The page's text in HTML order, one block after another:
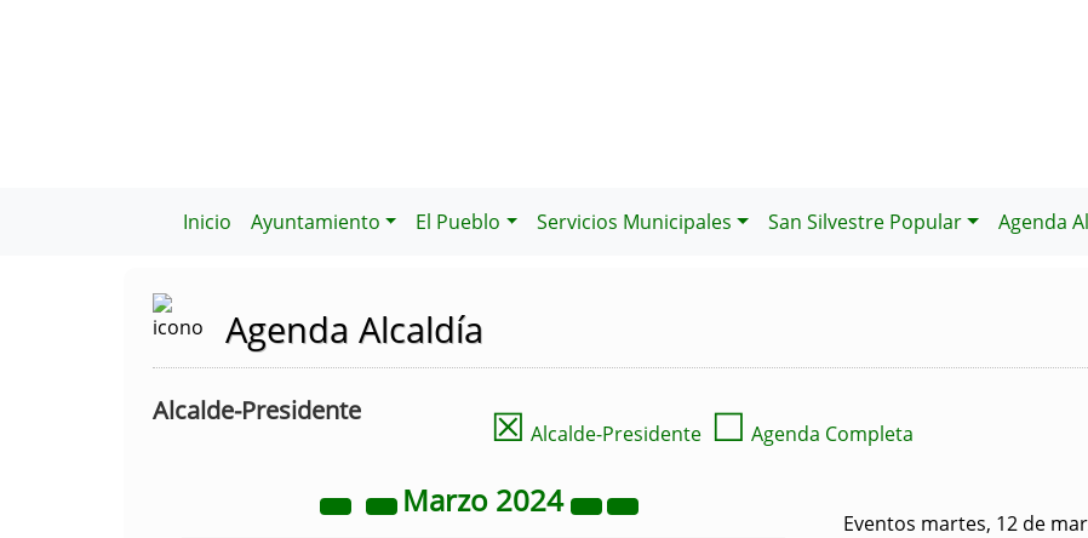
Inicio Ayuntamiento El Pueblo Servicios Municipales San Silvestre Popular Agenda
Agenda Alcaldía
Alcalde-Presidente ☒ Alcalde-Presidente ☐ Agenda Completa
Marzo 2024
Eventos martes, 12 de